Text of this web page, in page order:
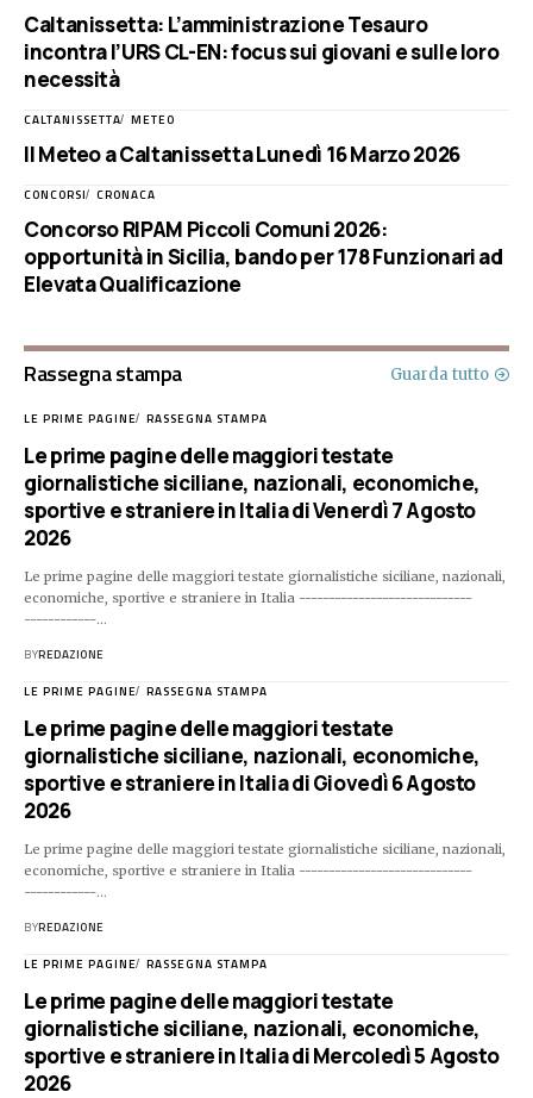
Caltanissetta: L’amministrazione Tesauro
incontra l’URS CL-EN: focus sui giovani e sulle loro
necessità
CALTANISSETTA METEO
Il Meteo a Caltanissetta Lunedì 16 Marzo 2026
CONCORSI CRONACA
Concorso RIPAM Piccoli Comuni 2026:
opportunità in Sicilia, bando per 178 Funzionari ad
Elevata Qualificazione
Rassegna stampa Guarda tutto
LE PRIME PAGINE RASSEGNA STAMPA
Le prime pagine delle maggiori testate
giornalistiche siciliane, nazionali, economiche,
sportive e straniere in Italia di Venerdì 7 Agosto
2026
Le prime pagine delle maggiori testate giornalistiche siciliane, nazionali,
economiche, sportive e straniere in Italia -----------------------------
------------…
BYREDAZIONE
LE PRIME PAGINE RASSEGNA STAMPA
Le prime pagine delle maggiori testate
giornalistiche siciliane, nazionali, economiche,
sportive e straniere in Italia di Giovedì 6 Agosto
2026
Le prime pagine delle maggiori testate giornalistiche siciliane, nazionali,
economiche, sportive e straniere in Italia -----------------------------
------------…
BYREDAZIONE
LE PRIME PAGINE RASSEGNA STAMPA
Le prime pagine delle maggiori testate
giornalistiche siciliane, nazionali, economiche,
sportive e straniere in Italia di Mercoledì 5 Agosto
2026